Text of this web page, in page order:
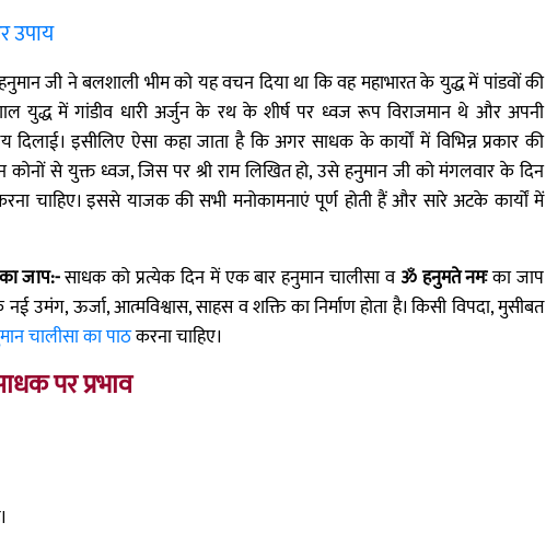
उपाय
जी ने बलशाली भीम को यह वचन दिया था कि वह महाभारत के युद्ध में पांडवों की
युद्ध में गांडीव धारी अर्जुन के रथ के शीर्ष पर ध्वज रूप विराजमान थे और अपनी
दिलाई। इसीलिए ऐसा कहा जाता है कि अगर साधक के कार्यों में विभिन्न प्रकार की
कोनों से युक्त ध्वज, जिस पर श्री राम लिखित हो, उसे हनुमान जी को मंगलवार के दिन
चाहिए। इससे याजक की सभी मनोकामनाएं पूर्ण होती हैं और सारे अटके कार्यों में
जाप:-साधक को प्रत्येक दिन में एक बार हनुमान चालीसा वॐ हनुमते नमःका जाप
ऊर्जा, आत्मविश्वास, साहस व शक्ति का निर्माण होता है। किसी विपदा, मुसीबत
चालीसा का पाठकरना चाहिए।
पर प्रभाव